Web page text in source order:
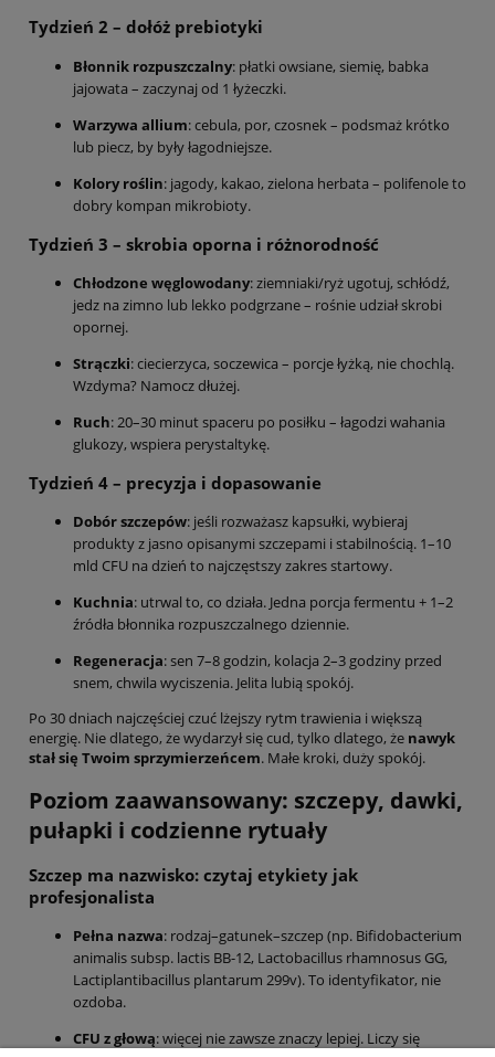
Tydzień 2 – dołóż prebiotyki
Błonnik rozpuszczalny: płatki owsiane, siemię, babka
jajowata – zaczynaj od 1 łyżeczki.
Warzywa allium: cebula, por, czosnek – podsmaż krótko
lub piecz, by były łagodniejsze.
Kolory roślin: jagody, kakao, zielona herbata – polifenole to
dobry kompan mikrobioty.
Tydzień 3 – skrobia oporna i różnorodność
Chłodzone węglowodany: ziemniaki/ryż ugotuj, schłódź,
jedz na zimno lub lekko podgrzane – rośnie udział skrobi
opornej.
Strączki: ciecierzyca, soczewica – porcje łyżką, nie chochlą.
Wzdyma? Namocz dłużej.
Ruch: 20–30 minut spaceru po posiłku – łagodzi wahania
glukozy, wspiera perystaltykę.
Tydzień 4 – precyzja i dopasowanie
Dobór szczepów: jeśli rozważasz kapsułki, wybieraj
produkty z jasno opisanymi szczepami i stabilnością. 1–10
mld CFU na dzień to najczęstszy zakres startowy.
Kuchnia: utrwal to, co działa. Jedna porcja fermentu + 1–2
źródła błonnika rozpuszczalnego dziennie.
Regeneracja: sen 7–8 godzin, kolacja 2–3 godziny przed
snem, chwila wyciszenia. Jelita lubią spokój.
Po 30 dniach najczęściej czuć lżejszy rytm trawienia i większą
energię. Nie dlatego, że wydarzył się cud, tylko dlatego, że nawyk
stał się Twoim sprzymierzeńcem. Małe kroki, duży spokój.
Poziom zaawansowany: szczepy, dawki,
pułapki i codzienne rytuały
Szczep ma nazwisko: czytaj etykiety jak
profesjonalista
Pełna nazwa: rodzaj–gatunek–szczep (np. Bifidobacterium
animalis subsp. lactis BB-12, Lactobacillus rhamnosus GG,
Lactiplantibacillus plantarum 299v). To identyfikator, nie
ozdoba.
CFU z głową: więcej nie zawsze znaczy lepiej. Liczy się